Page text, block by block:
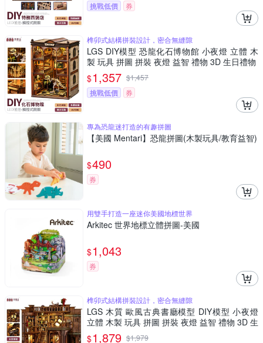
挑戰低價
券
榫卯式結構拼裝設計，密合無縫隙
LGS DIY模型 恐龍化石博物館 小夜燈 立體 木
製 玩具 拼圖 拼裝 夜燈 益智 禮物 3D 生日禮物
$1,357 $1,457
挑戰低價
券
專為恐龍迷打造的有趣拼圖
【美國 Mentari】恐龍拼圖(木製玩具/教育益智)
$490
券
用雙手打造一座迷你美國地標世界
Arkitec 世界地標立體拼圖-美國
$1,043
券
榫卯式結構拼裝設計，密合無縫隙
LGS 木質 歐風古典書廳模型 DIY模型 小夜燈
立體 木製 玩具 拼圖 拼裝 夜燈 益智 禮物 3D 生
日禮物
$1,879 $1,979